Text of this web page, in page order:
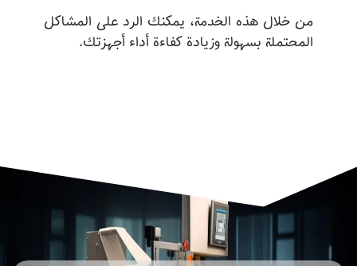
من خلال هذه الخدمة، يمكنك الرد على المشاكل
المحتملة بسهولة وزيادة كفاءة أداء أجهزتك.